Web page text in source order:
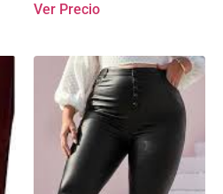
Ver Precio